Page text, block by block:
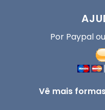
Por Paypal
Vê mais